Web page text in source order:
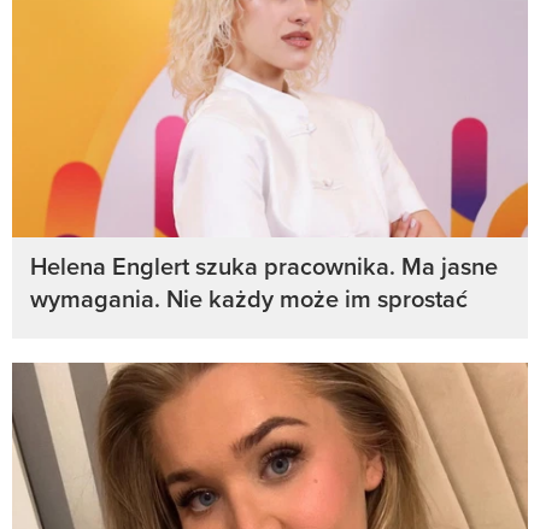
Helena Englert szuka pracownika. Ma jasne
wymagania. Nie każdy może im sprostać